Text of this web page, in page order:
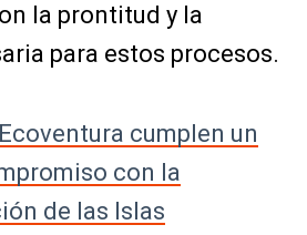
la prontitud y la
para estos procesos.
cumplen un
con la
de las Islas